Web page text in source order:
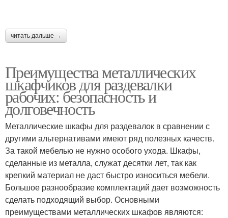
читать дальше →
Преимущества металлических
шкафчиков для раздевалки
рабочих: безопасность и
долговечность
Металлические шкафы для раздевалок в сравнении с
другими альтернативами имеют ряд полезных качеств.
За такой мебелью не нужно особого ухода. Шкафы,
сделанные из металла, служат десятки лет, так как
крепкий материал не даст быстро износиться мебели.
Большое разнообразие комплектаций дает возможность
сделать подходящий выбор. Основными
преимуществами металлических шкафов являются: